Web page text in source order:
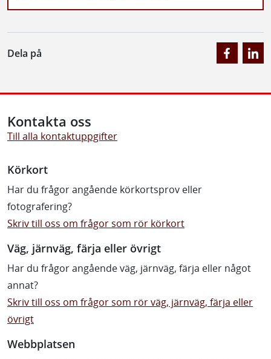
bilen till jobb och skola.
Håll dig uppdaterad om trafikläget just nu
På Ekerövägens webbsida finns nyheter, aktuell
Dela på
Till alla kontaktuppgifter
Körkort
Har du frågor angående körkortsprov eller
fotografering?
Skriv till oss om frågor som rör körkort